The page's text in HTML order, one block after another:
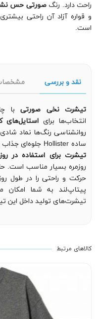
راحت دارد. رنگصورتی حس
و قواره آزاد آن راحتی
است.
نقد و بررسی
تیشرت نخی صورتی
انتخاب‌ها برای استایل‌های
روانشناسی رنگ‌ها نماد
ساده Hollister جلوه‌ای جذاب به این
تیشرت برای استفاده در
روزمره بسیار مناسب است.
حرکت و راحتی را در طول
پیتاپ‌لند به شما
تیشرت‌های تولید داخل این
کالاهای مرتبط